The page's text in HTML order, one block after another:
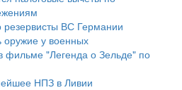
резервисты ВС Германии
оружие у военных
фильме "Легенда о Зельде" по
НПЗ в Ливии